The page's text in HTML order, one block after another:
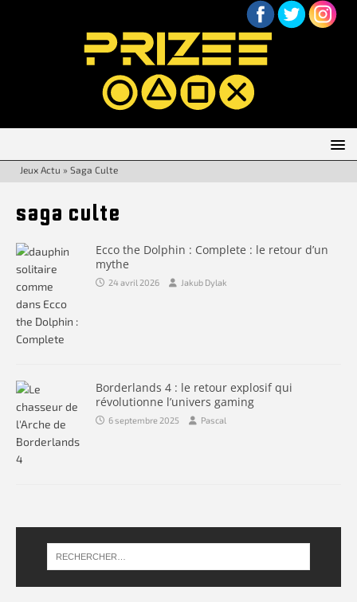
Jeux Actu » Saga Culte
saga culte
Ecco the Dolphin : Complete : le retour d’un
mythe
24 avril 2026 Jakub Dylak
Borderlands 4 : le retour explosif qui
révolutionne l’univers gaming
6 septembre 2025 Pascal